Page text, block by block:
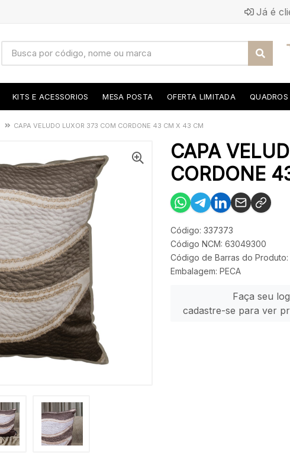
Já é
KITS E ACESSORIOS MESA POSTA OFERTA LIMITADA QUADROS
CAPA VELUDO LUXOR 373 COM CORDONE 43 CM X 43 CM
CAPA
CORDONE
Código: 337373
Código NCM: 63049300
Código de Barras do
Embalagem: PECA
Faça seu
cadastre-se para ver